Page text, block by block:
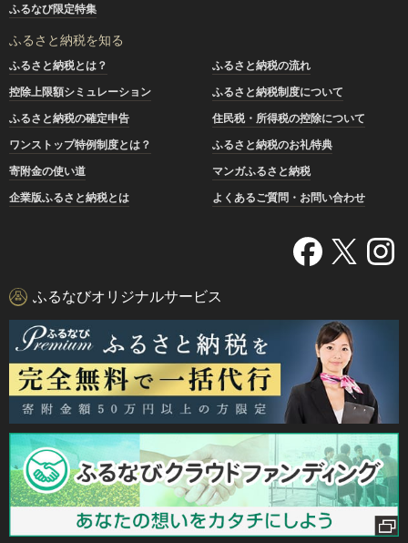
ふるなび限定特集
ふるさと納税を知る
ふるさと納税とは？
ふるさと納税の流れ
控除上限額シミュレーション
ふるさと納税制度について
ふるさと納税の確定申告
住民税・所得税の控除について
ワンストップ特例制度とは？
ふるさと納税のお礼特典
寄附金の使い道
マンガふるさと納税
企業版ふるさと納税とは
よくあるご質問・お問い合わせ
ふるなびオリジナルサービス